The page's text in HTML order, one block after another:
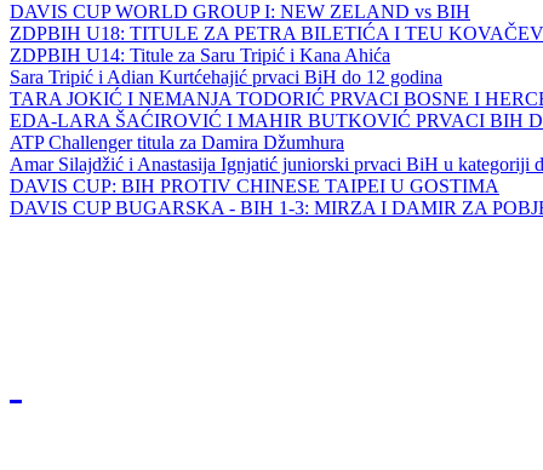
DAVIS CUP WORLD GROUP I: NEW ZELAND vs BIH
ZDPBIH U18: TITULE ZA PETRA BILETIĆA I TEU
ZDPBIH U14: Titule za Saru Tripić i Kana Ahića
Sara Tripić i Adian Kurtćehajić prvaci BiH do 12 godina
TARA JOKIĆ I NEMANJA TODORIĆ PRVACI BOSNE I
EDA-LARA ŠAĆIROVIĆ I MAHIR BUTKOVIĆ PRVACI BIH
ATP Challenger titula za Damira Džumhura
Amar Silajdžić i Anastasija Ignjatić juniorski prvaci BiH u kategoriji
DAVIS CUP: BIH PROTIV CHINESE TAIPEI U GOSTIMA
DAVIS CUP BUGARSKA - BIH 1-3: MIRZA I DAMIR ZA